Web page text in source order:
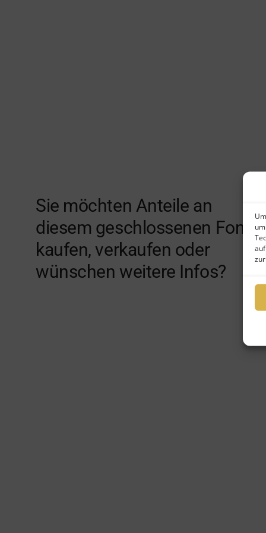
Sie möchten Anteile an
diesem geschlossenen Fonds
kaufen, verkaufen oder
wünschen weitere Infos?